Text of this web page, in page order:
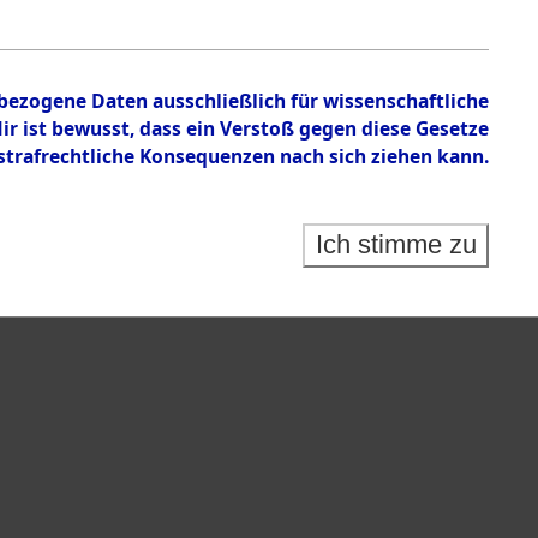
Daten ausschließlich für wissenschaftliche
bewusst, dass ein Verstoß gegen diese Gesetze
Konsequenzen nach sich ziehen kann.
Ich stimme zu